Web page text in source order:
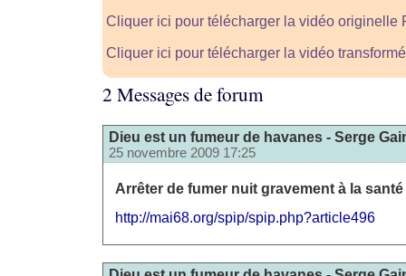
Cliquer ici pour télécharger la vidéo originelle
Cliquer ici pour télécharger la vidéo
2 Messages de forum
Dieu est un fumeur de havanes - Serge
25 novembre 2009 17:25
Arrêter de fumer nuit gravement à la
http://mai68.org/spip/spip.php?article496